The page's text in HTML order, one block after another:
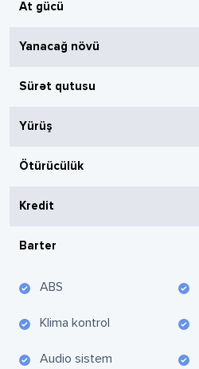
At gücü
Yanacağ növü
Sürət qutusu
Yürüş
Ötürücülük
Kredit
Barter
ABS
Klima kontrol
Audio sistem